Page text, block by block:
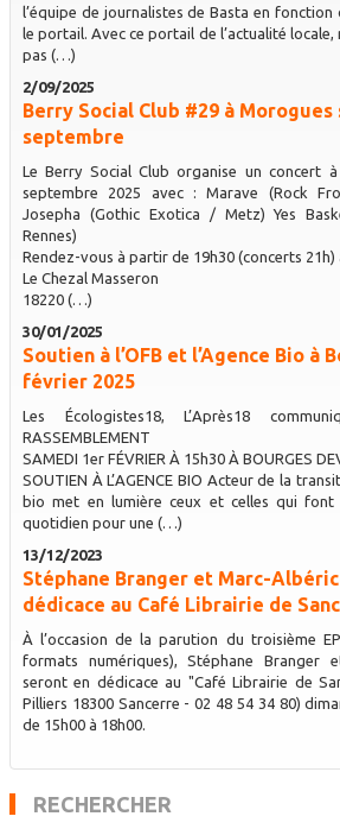
l’équipe de journalistes de Basta en
le portail. Avec ce portail de l’actualité locale,
pas (…)
2/09/2025
Berry Social Club #29 à Morogues
septembre
Le Berry Social Club organise un concert
septembre 2025 avec : Marave (Rock
Josepha (Gothic Exotica / Metz) Yes
Rennes)
Rendez-vous à partir de 19h30 (concerts 21h)
Le Chezal Masseron
18220 (…)
30/01/2025
Soutien à l’OFB et l’Agence Bio à
février 2025
Les Écologistes18, L’Après18
RASSEMBLEMENT
SAMEDI 1er FÉVRIER À 15h30 À BOURGES
SOUTIEN À L’AGENCE BIO Acteur de la
bio met en lumière ceux et celles qui
quotidien pour une (…)
13/12/2023
Stéphane Branger et Marc-
dédicace au Café Librairie de
À l’occasion de la parution du troisième
formats numériques), Stéphane Branger
seront en dédicace au "Café Librairie de
Pilliers 18300 Sancerre - 02 48 54 34 80)
de 15h00 à 18h00.
RECHERCHER